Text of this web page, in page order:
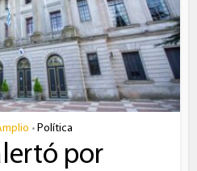
• Política
por